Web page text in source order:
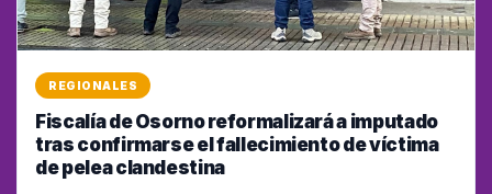
REGIONALES
Fiscalía de Osorno reformalizará a imputado
tras confirmarse el fallecimiento de víctima
de pelea clandestina